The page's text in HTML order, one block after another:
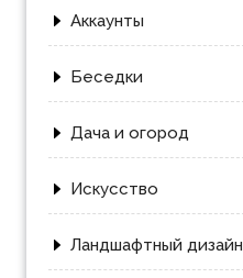
Аккаунты
Беседки
Дача и огород
Искусство
Ландшафтный дизайн